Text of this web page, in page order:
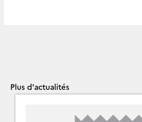
Plus d'actualités